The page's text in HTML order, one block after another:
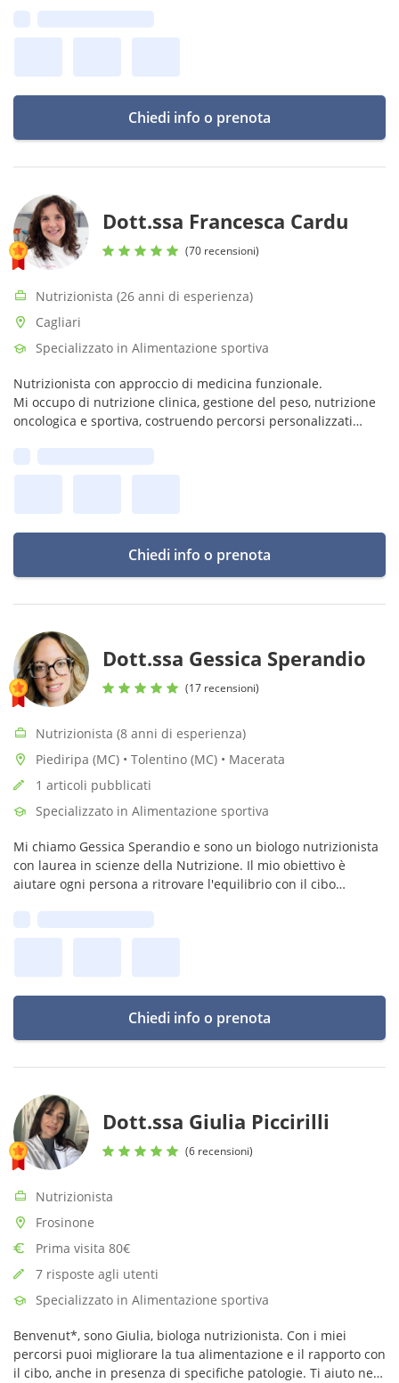
Chiedi info o prenota
Dott.ssa Francesca Cardu
(70 recensioni)
Nutrizionista (26 anni di esperienza)
Cagliari
Specializzato in Alimentazione sportiva
Nutrizionista con approccio di medicina funzionale.
Mi occupo di nutrizione clinica, gestione del peso, nutrizione
oncologica e sportiva, costruendo percorsi personalizzati
Chiedi info o prenota
Dott.ssa Gessica Sperandio
(17 recensioni)
Nutrizionista (8 anni di esperienza)
Piediripa (MC) • Tolentino (MC) • Macerata
1 articoli pubblicati
Specializzato in Alimentazione sportiva
Mi chiamo Gessica Sperandio e sono un biologo nutrizionista
con laurea in scienze della Nutrizione. Il mio obiettivo è
aiutare ogni persona a ritrovare l'equilibrio con il cibo
Chiedi info o prenota
Dott.ssa Giulia Piccirilli
(6 recensioni)
Nutrizionista
Frosinone
Prima visita 80€
7 risposte agli utenti
Specializzato in Alimentazione sportiva
Benvenut*, sono Giulia, biologa nutrizionista. Con i miei
percorsi puoi migliorare la tua alimentazione e il rapporto con
il cibo, anche in presenza di specifiche patologie. Ti aiuto nel